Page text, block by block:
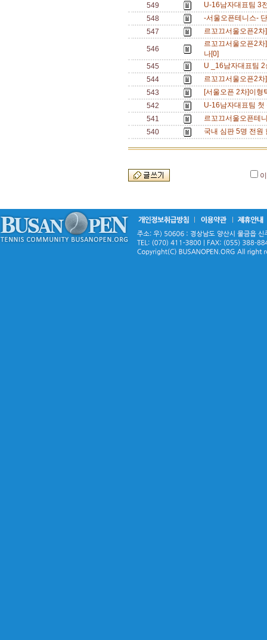
549
U-16남자대표팀 3
548
-서울오픈테니스-
547
르꼬끄서울오픈2
546
르꼬끄서울오픈2
나[0]
545
U _16남자대표팀
544
르꼬끄서울오픈2
543
[서울오픈 2차]이
542
U-16남자대표팀
541
르꼬끄서울오픈테
540
국내 심판 5명 전